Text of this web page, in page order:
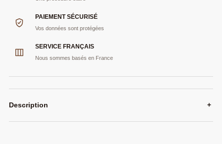
PAIEMENT SÉCURISÉ
Vos données sont protégées
SERVICE FRANÇAIS
Nous sommes basés en France
Description +